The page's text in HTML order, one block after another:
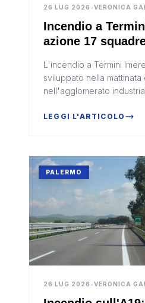
26 LUG 2026 •VERONICA
Incendio a
azione 17
L'incendio a Termini
sviluppato nella mattinata
nell'agglomerato
soccorso. Il Dipartimento
LEGGI L'ARTICOLO
PALERMO
26 LUG 2026 •VERONICA